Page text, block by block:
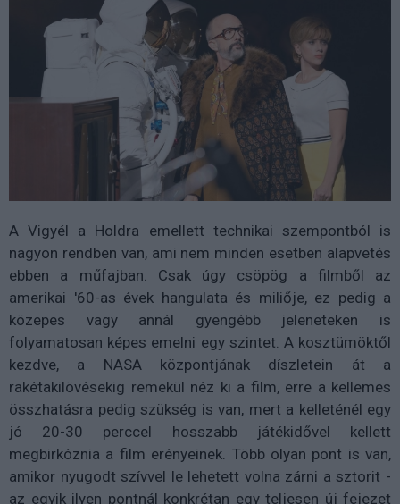
A Vigyél a Holdra emellett technikai szempontból is
nagyon rendben van, ami nem minden esetben alapvetés
ebben a műfajban. Csak úgy csöpög a filmből az
amerikai '60-as évek hangulata és miliője, ez pedig a
közepes vagy annál gyengébb jeleneteken is
folyamatosan képes emelni egy szintet. A kosztümöktől
kezdve, a NASA központjának díszletein át a
rakétakilövésekig remekül néz ki a film, erre a kellemes
összhatásra pedig szükség is van, mert a kelleténél egy
jó 20-30 perccel hosszabb játékidővel kellett
megbirkóznia a film erényeinek. Több olyan pont is van,
amikor nyugodt szívvel le lehetett volna zárni a sztorit -
az egyik ilyen pontnál konkrétan egy teljesen új fejezet